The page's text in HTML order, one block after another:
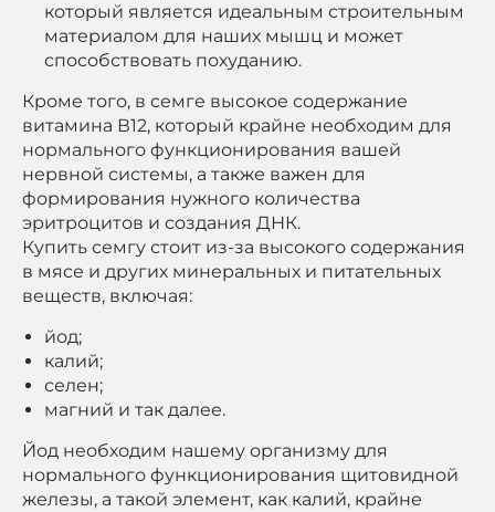
который является идеальным строительным
материалом для наших мышц и может
способствовать похуданию.
Кроме того, в семге высокое содержание
витамина В12, который крайне необходим для
нормального функционирования вашей
нервной системы, а также важен для
формирования нужного количества
эритроцитов и создания ДНК.
Купить семгу стоит из-за высокого содержания
в мясе и других минеральных и питательных
веществ, включая:
йод;
калий;
селен;
магний и так далее.
Йод необходим нашему организму для
нормального функционирования щитовидной
железы, а такой элемент, как калий, крайне